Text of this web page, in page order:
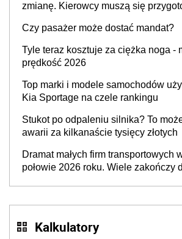
zmianę. Kierowcy muszą się
Czy pasażer może dostać mandat?
Tyle teraz kosztuje za ciężka noga -
prędkość 2026
Top marki i modele samochodów
Kia Sportage na czele rankingu
Stukot po odpaleniu silnika? To
awarii za kilkanaście tysięcy złotych
Dramat małych firm transportowych
połowie 2026 roku. Wiele zakończy
Kalkulatory